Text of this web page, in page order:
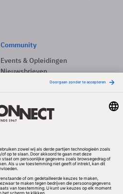
Community
Events & Opleidingen
Nieuwsbrieven